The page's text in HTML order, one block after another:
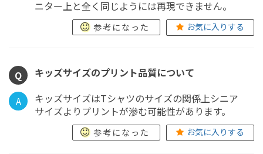
ニター上と全く同じようには再現できません。
参考になった お気に入りする
Q キッズサイズのプリント品質について
A
キッズサイズはTシャツのサイズの関係上シニア
サイズよりプリントが滲む可能性があります。
参考になった お気に入りする